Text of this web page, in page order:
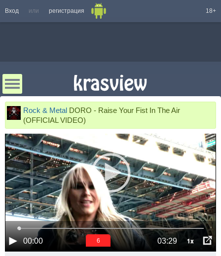
Вход или регистрация 18+
Rock & Metal DORO - Raise Your Fist In The Air
(OFFICIAL VIDEO)
00:00 03:29 1x
6